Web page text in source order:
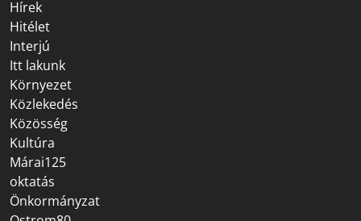
Hírek
Hitélet
Interjú
Itt lakunk
Környezet
Közlekedés
Közösség
Kultúra
Márai125
oktatás
Önkormányzat